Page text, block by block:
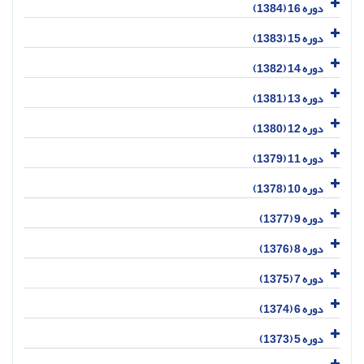
دوره 16 (1384)
دوره 15 (1383)
دوره 14 (1382)
دوره 13 (1381)
دوره 12 (1380)
دوره 11 (1379)
دوره 10 (1378)
دوره 9 (1377)
دوره 8 (1376)
دوره 7 (1375)
دوره 6 (1374)
دوره 5 (1373)